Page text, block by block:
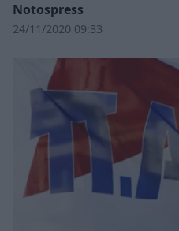
Notospress
24/11/2020 09:33